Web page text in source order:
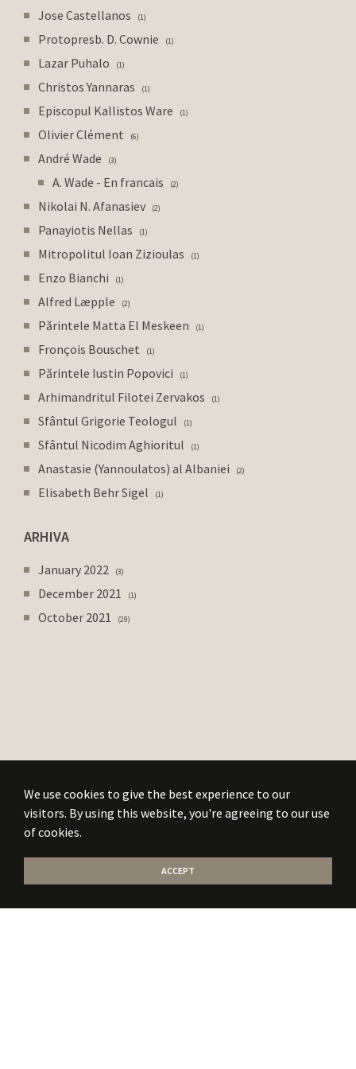
Jose Castellanos 1
Protopresb. D. Cownie 1
Lazar Puhalo 1
Christos Yannaras 1
Episcopul Kallistos Ware 1
Olivier Clément 6
André Wade 3
A. Wade - En francais 2
Nikolai N. Afanasiev 2
Panayiotis Nellas 1
Mitropolitul Ioan Zizioulas 1
Enzo Bianchi 1
Alfred Læpple 2
Părintele Matta El Meskeen 1
Fronçois Bouschet 1
Părintele Iustin Popovici 1
Arhimandritul Filotei Zervakos 1
Sfântul Grigorie Teologul 1
Sfântul Nicodim Aghioritul 1
Anastasie (Yannoulatos) al Albaniei 2
Elisabeth Behr Sigel 1
ARHIVA
January 2022 3
December 2021 1
October 2021 29
We use cookies to give the best experience to our
visitors. By using this website, you're agreeing to our use
of cookies.
ACCEPT